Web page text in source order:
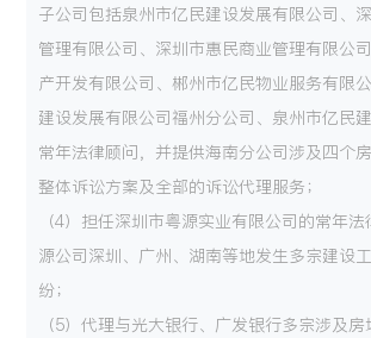
子公司包括泉州市亿民建设发展有限公司、
管理有限公司、深圳市惠民商业管理有限公
产开发有限公司、郴州市亿民物业服务有限
建设发展有限公司福州分公司、泉州市亿民
常年法律顾问，并提供海南分公司涉及四个
整体诉讼方案及全部的诉讼代理服务；
（4）担任深圳市粤源实业有限公司的常年
源公司深圳、广州、湖南等地发生多宗建设
纷；
（5）代理与光大银行、广发银行多宗涉及